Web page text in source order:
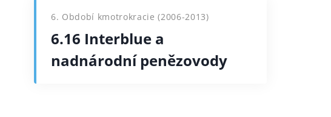
6. Období kmotrokracie (2006-2013)
6.16 Interblue a
nadnárodní penězovody